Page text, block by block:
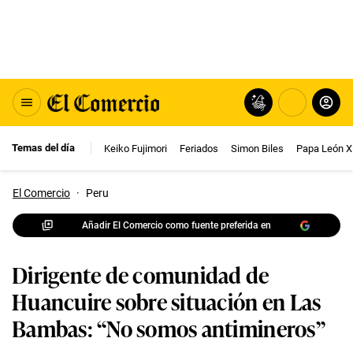
Temas del día Keiko Fujimori Feriados Simon Biles Papa León
El Comercio · Peru
Añadir El Comercio como fuente preferida en
Dirigente de comunidad de
Huancuire sobre situación en Las
Bambas: “No somos antimineros”